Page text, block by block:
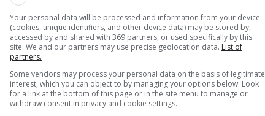
janë ngritur edhe nga ish-anëtarë të tjerë të
ka folur për një “model shqetësues të mungesës
ndërsa Natasha McCauley ka thënë se Altman ka
përsëritura” brenda OpenAI.
edhe bashkëthemeluesi i kompanisë, Ilya
shprehur shqetësime për stilin e udhëheqjes së
Your personal data will be processed and information from your device
(cookies, unique identifiers, and other device data) may be stored by,
accessed by and shared with 369 partners, or used specifically by this
site. We and our partners may use precise geolocation data. List of
partners.
Some vendors may process your personal data on the basis of legitimate
interest, which you can object to by managing your options below. Look
for a link at the bottom of this page or in the site menu to manage or
withdraw consent in privacy and cookie settings.